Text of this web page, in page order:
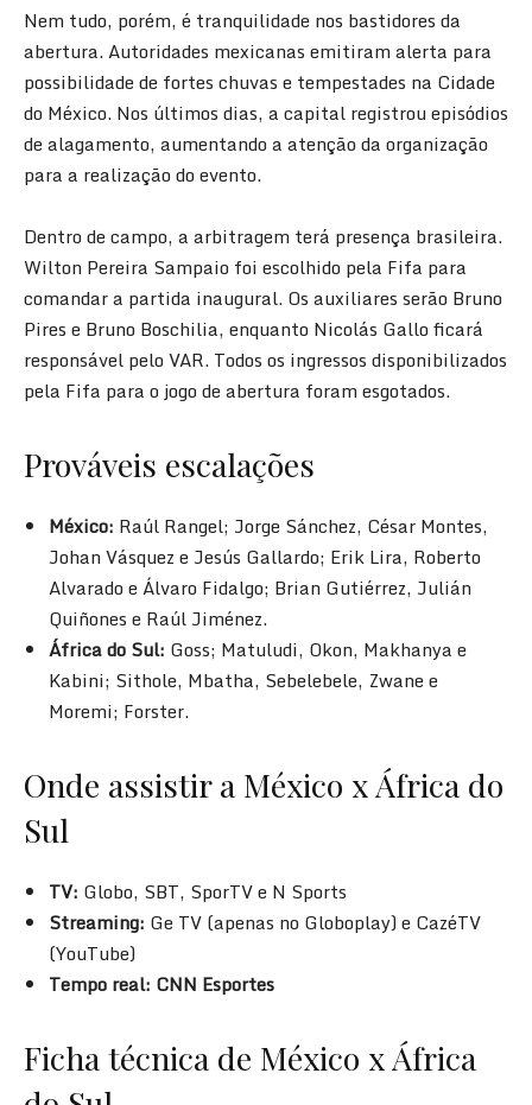
Nem tudo, porém, é tranquilidade nos bastidores da
abertura. Autoridades mexicanas emitiram alerta para
possibilidade de fortes chuvas e tempestades na Cidade
do México. Nos últimos dias, a capital registrou episódios
de alagamento, aumentando a atenção da organização
para a realização do evento.
Dentro de campo, a arbitragem terá presença brasileira.
Wilton Pereira Sampaio foi escolhido pela Fifa para
comandar a partida inaugural. Os auxiliares serão Bruno
Pires e Bruno Boschilia, enquanto Nicolás Gallo ficará
responsável pelo VAR. Todos os ingressos disponibilizados
pela Fifa para o jogo de abertura foram esgotados.
Prováveis escalações
México: Raúl Rangel; Jorge Sánchez, César Montes,
Johan Vásquez e Jesús Gallardo; Erik Lira, Roberto
Alvarado e Álvaro Fidalgo; Brian Gutiérrez, Julián
Quiñones e Raúl Jiménez.
África do Sul: Goss; Matuludi, Okon, Makhanya e
Kabini; Sithole, Mbatha, Sebelebele, Zwane e
Moremi; Forster.
Onde assistir a México x África do
Sul
TV: Globo, SBT, SporTV e N Sports
Streaming: Ge TV (apenas no Globoplay) e CazéTV
(YouTube)
Tempo real: CNN Esportes
Ficha técnica de México x África